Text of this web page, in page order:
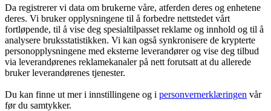
Da registrerer vi data om brukerne våre, atferden deres og enhetene
deres. Vi bruker opplysningene til å forbedre nettstedet vårt
fortløpende, til å vise deg spesialtilpasset reklame og innhold og til å
analysere bruksstatistikken. Vi kan også synkronisere de krypterte
personopplysningene med eksterne leverandører og vise deg tilbud
via leverandørenes reklamekanaler på nett forutsatt at du allerede
bruker leverandørenes tjenester.
Du kan finne ut mer i innstillingene og i personvernerklæringen vår
før du samtykker.